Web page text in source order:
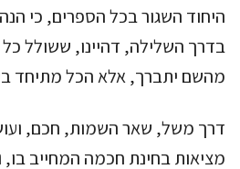
היחוד השגור בכל הספרים, כי
בדרך השלילה, דהיינו, ששולל כל
מהשם יתברך, אלא הכל מתיחד
דרך משל, שאר השמות, חכם,
מציאות בחינת חכמה המחייב